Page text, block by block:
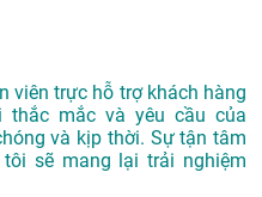
viên trực hỗ trợ khách hàng
mắc và yêu cầu của
và kịp thời. Sự tận tâm
sẽ mang lại trải nghiệm